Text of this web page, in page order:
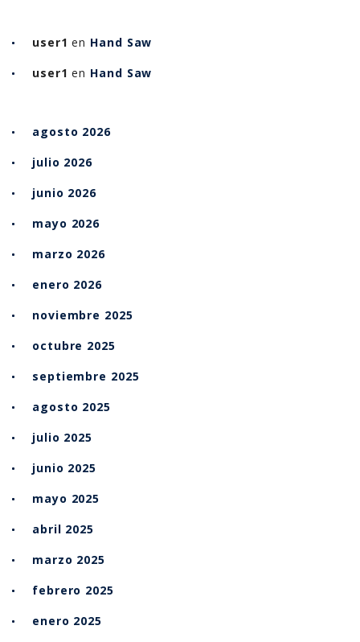
user1 en Hand Saw
user1 en Hand Saw
agosto 2026
julio 2026
junio 2026
mayo 2026
marzo 2026
enero 2026
noviembre 2025
octubre 2025
septiembre 2025
agosto 2025
julio 2025
junio 2025
mayo 2025
abril 2025
marzo 2025
febrero 2025
enero 2025